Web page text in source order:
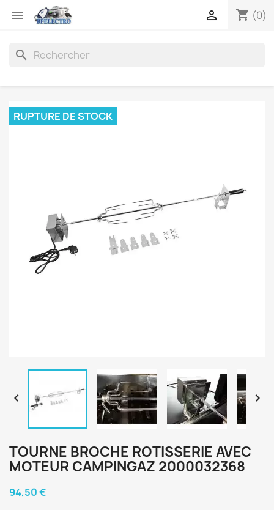
 shopping_cart (0)

search
RUPTURE DE STOCK
 
TOURNE BROCHE ROTISSERIE AVEC
MOTEUR CAMPINGAZ 2000032368
94,50 €